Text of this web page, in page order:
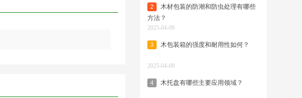
2
木材包装的防潮和防虫处理有哪些
方法？
2025-04-09
3 木包装箱的强度和耐用性如何？
2025-04-09
4 木托盘有哪些主要应用领域？